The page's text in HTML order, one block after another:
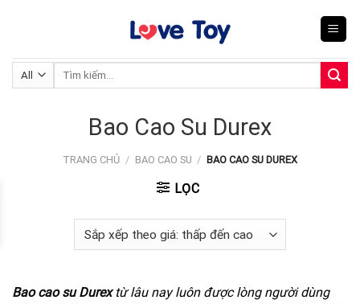
Tìm
Bao Cao Su Durex
TRANG CHỦ / BAO CAO SU / BAO CAO SU DUREX
LỌC
Bao cao su Durextừ lâu nay luôn được lòng người dùng